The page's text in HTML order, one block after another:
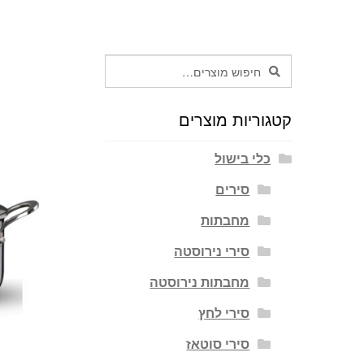
חיפוש
עבור:
חיפוש
קטגוריות מוצרים
כלי בישול
סירים
מחבתות
סירי נירוסטה
מחבתות נירוסטה
סירי לחץ
סירי סוטאז